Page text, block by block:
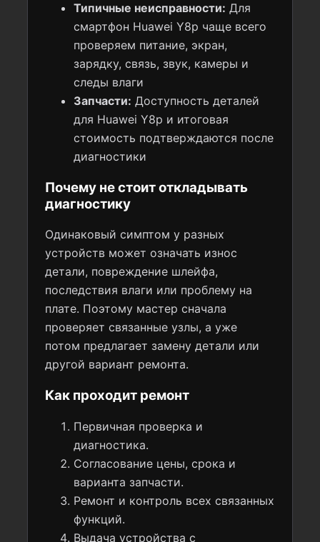
Типичные неисправности: Для
смартфон Huawei Y8p чаще всего
проверяем питание, экран,
зарядку, связь, звук, камеры и
следы влаги
Запчасти: Доступность деталей
для Huawei Y8p и итоговая
стоимость подтверждаются после
диагностики
Почему не стоит откладывать
диагностику
Одинаковый симптом у разных
устройств может означать износ
детали, повреждение шлейфа,
последствия влаги или проблему на
плате. Поэтому мастер сначала
проверяет связанные узлы, а уже
потом предлагает замену детали или
другой вариант ремонта.
Как проходит ремонт
Первичная проверка и
диагностика.
Согласование цены, срока и
варианта запчасти.
Ремонт и контроль всех связанных
функций.
Выдача устройства с